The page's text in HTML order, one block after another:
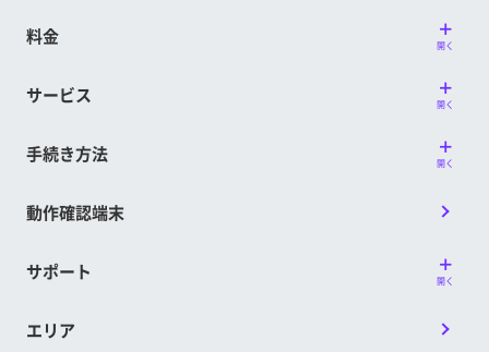
料金 開く
サービス 開く
手続き方法 開く
動作確認端末
サポート 開く
エリア